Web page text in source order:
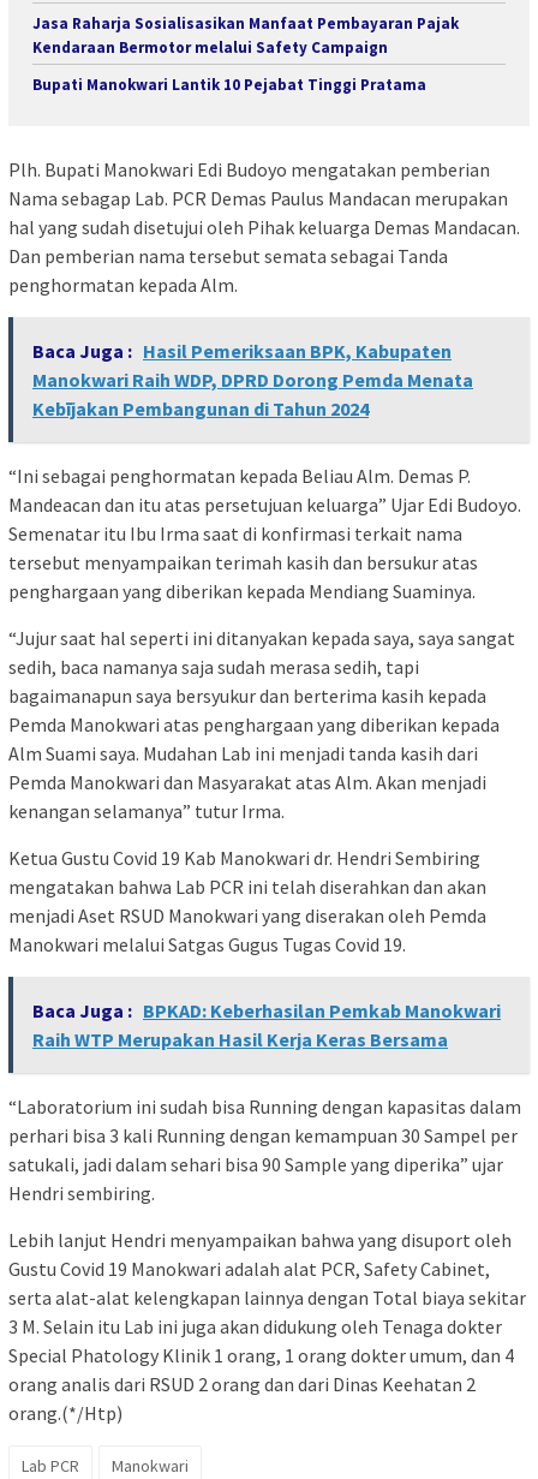
Jasa Raharja Sosialisasikan Manfaat Pembayaran Pajak
Kendaraan Bermotor melalui Safety Campaign
Bupati Manokwari Lantik 10 Pejabat Tinggi Pratama
Plh. Bupati Manokwari Edi Budoyo mengatakan pemberian
Nama sebagap Lab. PCR Demas Paulus Mandacan merupakan
hal yang sudah disetujui oleh Pihak keluarga Demas Mandacan.
Dan pemberian nama tersebut semata sebagai Tanda
penghormatan kepada Alm.
Baca Juga : Hasil Pemeriksaan BPK, Kabupaten
Manokwari Raih WDP, DPRD Dorong Pemda Menata
Kebījakan Pembangunan di Tahun 2024
“Ini sebagai penghormatan kepada Beliau Alm. Demas P.
Mandeacan dan itu atas persetujuan keluarga” Ujar Edi Budoyo.
Semenatar itu Ibu Irma saat di konfirmasi terkait nama
tersebut menyampaikan terimah kasih dan bersukur atas
penghargaan yang diberikan kepada Mendiang Suaminya.
“Jujur saat hal seperti ini ditanyakan kepada saya, saya sangat
sedih, baca namanya saja sudah merasa sedih, tapi
bagaimanapun saya bersyukur dan berterima kasih kepada
Pemda Manokwari atas penghargaan yang diberikan kepada
Alm Suami saya. Mudahan Lab ini menjadi tanda kasih dari
Pemda Manokwari dan Masyarakat atas Alm. Akan menjadi
kenangan selamanya” tutur Irma.
Ketua Gustu Covid 19 Kab Manokwari dr. Hendri Sembiring
mengatakan bahwa Lab PCR ini telah diserahkan dan akan
menjadi Aset RSUD Manokwari yang diserakan oleh Pemda
Manokwari melalui Satgas Gugus Tugas Covid 19.
Baca Juga : BPKAD: Keberhasilan Pemkab Manokwari
Raih WTP Merupakan Hasil Kerja Keras Bersama
“Laboratorium ini sudah bisa Running dengan kapasitas dalam
perhari bisa 3 kali Running dengan kemampuan 30 Sampel per
satukali, jadi dalam sehari bisa 90 Sample yang diperika” ujar
Hendri sembiring.
Lebih lanjut Hendri menyampaikan bahwa yang disuport oleh
Gustu Covid 19 Manokwari adalah alat PCR, Safety Cabinet,
serta alat-alat kelengkapan lainnya dengan Total biaya sekitar
3 M. Selain itu Lab ini juga akan didukung oleh Tenaga dokter
Special Phatology Klinik 1 orang, 1 orang dokter umum, dan 4
orang analis dari RSUD 2 orang dan dari Dinas Keehatan 2
orang.(*/Htp)
Lab PCR Manokwari